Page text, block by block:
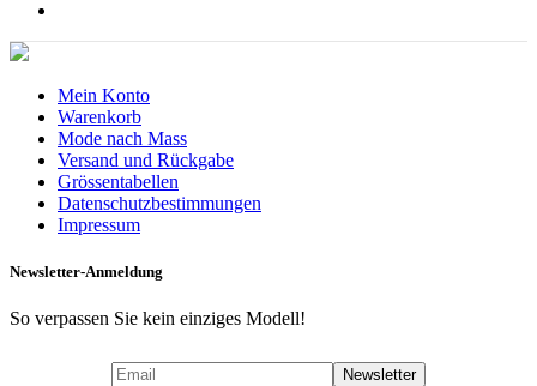
Mein Konto
Warenkorb
Mode nach Mass
Versand und Rückgabe
Grössentabellen
Datenschutzbestimmungen
Impressum
Newsletter-Anmeldung
So verpassen Sie kein einziges Modell!